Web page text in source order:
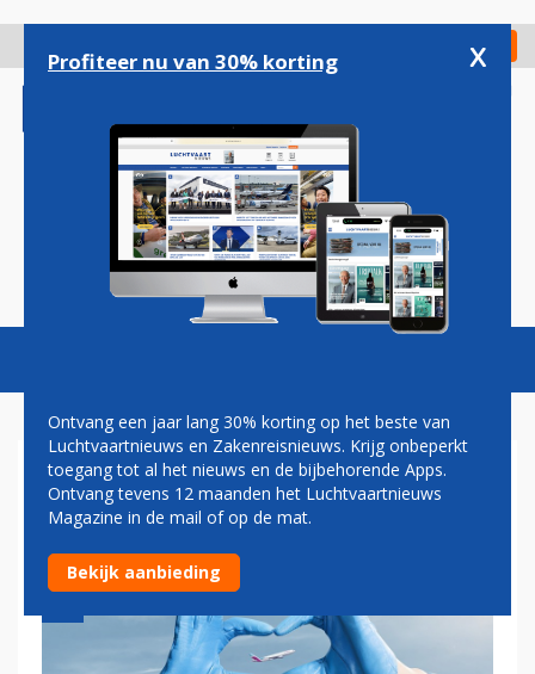
gaan
Check in
Magazine Podcasts Vacatures
EUROWINGS WERFT NIEUW
PERSONEEL VIA TINDER
Profiteer nu van 30% korting x
Ontvang een jaar lang 30% korting op het beste van
Luchtvaartnieuws en Zakenreisnieuws. Krijg onbeperkt
toegang tot al het nieuws en de bijbehorende Apps.
Ontvang tevens 12 maanden het Luchtvaartnieuws
Magazine in de mail of op de mat.
Bekijk aanbieding